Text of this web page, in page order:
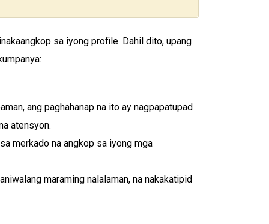
sa iyong profile. Dahil dito, upang
ang paghahanap na ito ay nagpapatupad
atensyon.
merkado na angkop sa iyong mga
maraming nalalaman, na nakakatipid